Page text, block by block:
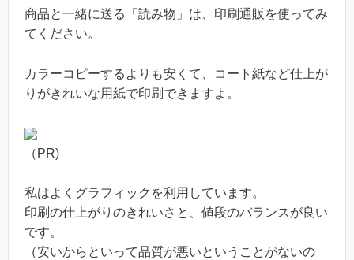
商品と一緒に送る「読み物」は、印刷通販を使ってみ
てください。
カラーコピーするよりも安くて、コート紙など仕上が
りがきれいな用紙で印刷できますよ。
（PR)
私はよくグラフィックを利用しています。
印刷の仕上がりのきれいさと、値段のバランスが良い
です。
（安いからといって品質が悪いということがないの